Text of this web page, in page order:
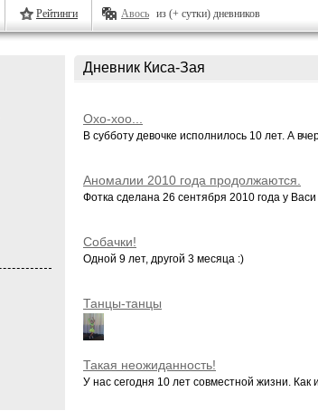
Рейтинги Авось из (+ сутки) дневников
Дневник Киса-Зая
Охо-хоо...
В субботу девочке исполнилось 10 лет. А
Аномалии 2010 года продолжаются.
Фотка сделана 26 сентября 2010 года у
Собачки!
Одной 9 лет, другой 3 месяца :)
Танцы-танцы
Такая неожиданность!
У нас сегодня 10 лет совместной жизни.